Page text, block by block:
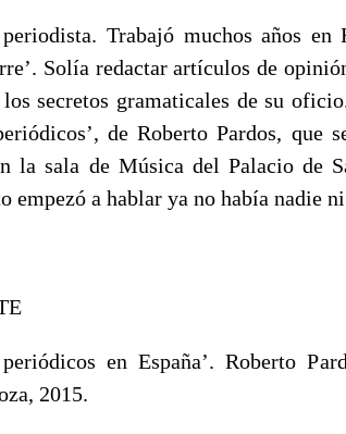
Trabajó muchos años en
Solía redactar artículos de
los secretos gramaticales de su
de Roberto Pardos, que
la sala de Música del Palacio de
empezó a hablar ya no había nadie
en España’. Roberto
2015.